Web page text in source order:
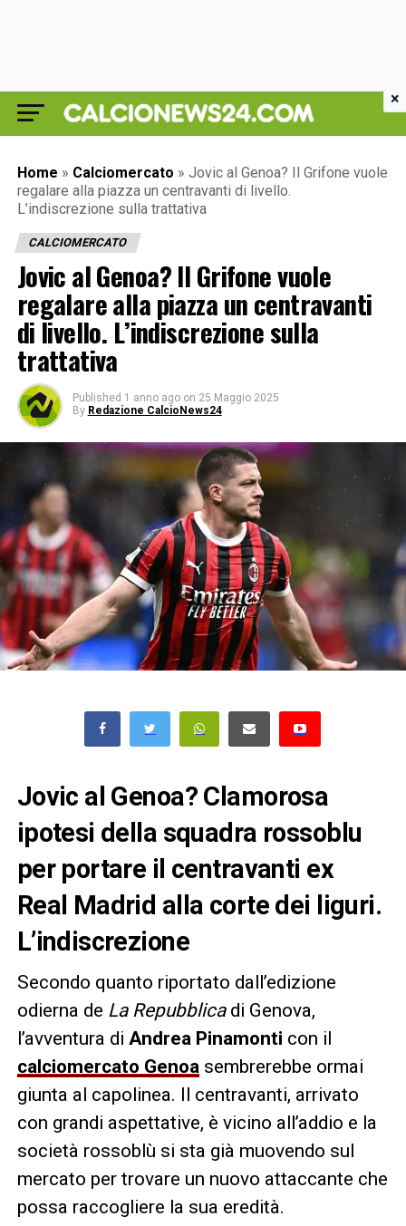
Home » Calciomercato » Jovic al Genoa? Il Grifone vuole
regalare alla piazza un centravanti di livello.
L’indiscrezione sulla trattativa
CALCIOMERCATO
Jovic al Genoa? Il Grifone vuole
regalare alla piazza un centravanti
di livello. L’indiscrezione sulla
trattativa
Published 1 anno ago on 25 Maggio 2025
By Redazione CalcioNews24
Jovic al Genoa? Clamorosa
ipotesi della squadra rossoblu
per portare il centravanti ex
Real Madrid alla corte dei liguri.
L’indiscrezione
Secondo quanto riportato dall’edizione
odierna de La Repubblicadi Genova,
l’avventura di Andrea Pinamonti con il
calciomercato Genoa sembrerebbe ormai
giunta al capolinea. Il centravanti, arrivato
con grandi aspettative, è vicino all’addio e la
società rossoblù si sta già muovendo sul
mercato per trovare un nuovo attaccante che
possa raccogliere la sua eredità.
×